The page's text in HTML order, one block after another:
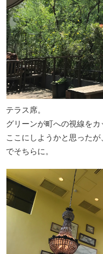
テラス席。
グリーンが町への視線をカ
ここにしようかと思った
でそちらに。